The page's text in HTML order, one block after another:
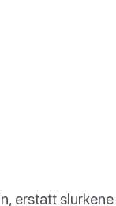
erstatt